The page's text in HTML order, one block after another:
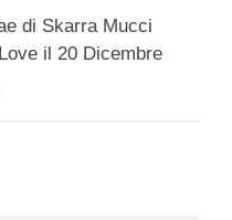
di Skarra Mucci
il 20 Dicembre